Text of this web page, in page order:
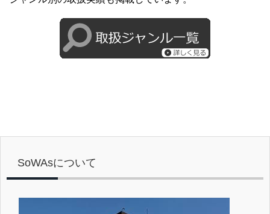
SoWAsについて